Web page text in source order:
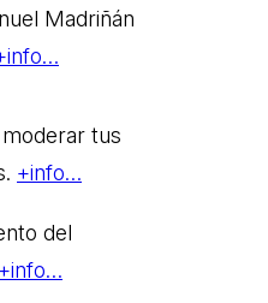
Madriñán
tus
+info…
del
+info…